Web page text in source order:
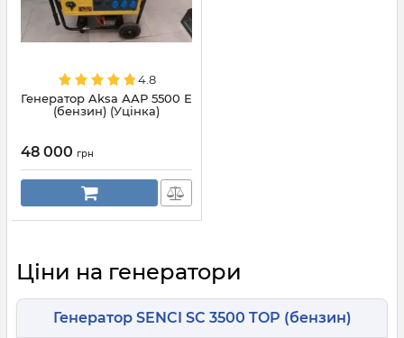
4.8
Генератор Aksa ААР 5500 Е
(бензин) (Уцінка)
48 000 грн
Ціни на генератори
Генератор SENCI SC 3500 TOP (бензин)